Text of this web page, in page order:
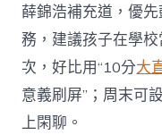
薛錦浩補充道，優
務，建議孩子在學
次，好比用“10分大
意義刷屏”；周末可
上閑聊。